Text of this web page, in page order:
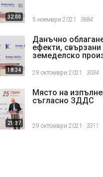
32:00 5 ноември 2021 3684
18:34
Данъчно
ефекти,
земеделско
29 октомври 2021 3034
21:37
Място на
съгласно ЗДДС
29 октомври 2021 3311